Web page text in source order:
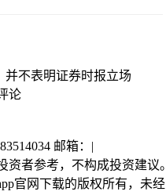
并不表明证券时报立场
论
邮箱： |
资者参考，不构成投资建议
官网下载的版权所有，未经